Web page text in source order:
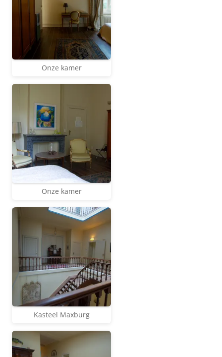
Onze kamer
Onze kamer
Kasteel Maxburg